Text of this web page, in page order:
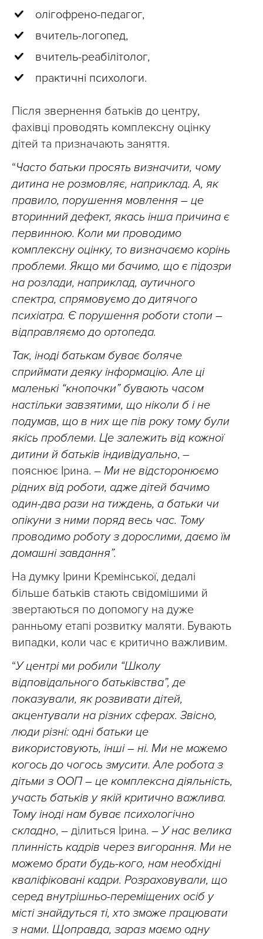
олігофрено-педагог,
вчитель-логопед,
вчитель-реабілітолог,
практичні психологи.
Після звернення батьків до центру,
фахівці проводять комплексну оцінку
дітей та призначають заняття.
“Часто батьки просять визначити, чому
дитина не розмовляє, наприклад. А, як
правило, порушення мовлення – це
вторинний дефект, якась інша причина є
первинною. Коли ми проводимо
комплексну оцінку, то визначаємо корінь
проблеми. Якщо ми бачимо, що є підозри
на розлади, наприклад, аутичного
спектра, спрямовуємо до дитячого
психіатра. Є порушення роботи стопи –
відправляємо до ортопеда.
Так, іноді батькам буває боляче
сприймати деяку інформацію. Але ці
маленькі “кнопочки” бувають часом
настільки завзятими, що ніколи б і не
подумав, що в них ще пів року тому були
якісь проблеми. Це залежить від кожної
дитини й батьків індивідуально, –
пояснює Ірина. – Ми не відсторонюємо
рідних від роботи, адже дітей бачимо
один-два рази на тиждень, а батьки чи
опікуни з ними поряд весь час. Тому
проводимо роботу з дорослими, даємо їм
домашні завдання”.
На думку Ірини Кремінської, дедалі
більше батьків стають свідомішими й
звертаються по допомогу на дуже
ранньому етапі розвитку маляти. Бувають
випадки, коли час є критично важливим.
“У центрі ми робили “Школу
відповідального батьківства”, де
показували, як розвивати дітей,
акцентували на різних сферах. Звісно,
люди різні: одні батьки це
використовують, інші – ні. Ми не можемо
когось до чогось змусити. Але робота з
дітьми з ООП – це комплексна діяльність,
участь батьків у якій критично важлива.
Тому іноді нам буває психологічно
складно, – ділиться Ірина. –У нас велика
плинність кадрів через вигорання. Ми не
можемо брати будь-кого, нам необхідні
кваліфіковані кадри. Розраховували, що
серед внутрішньо-переміщених осіб у
місті знайдуться ті, хто зможе працювати
з нами. Щоправда, зараз маємо одну